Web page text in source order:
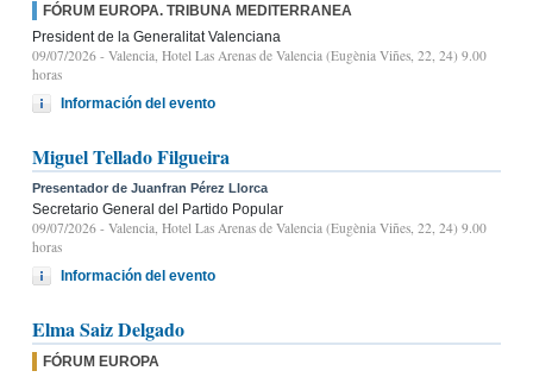
FÓRUM EUROPA. TRIBUNA MEDITERRANEA
President de la Generalitat Valenciana
09/07/2026 - Valencia, Hotel Las Arenas de Valencia (Eugènia Viñes, 22, 24) 9.00
horas
Información del evento
Miguel Tellado Filgueira
Presentador de Juanfran Pérez Llorca
Secretario General del Partido Popular
09/07/2026 - Valencia, Hotel Las Arenas de Valencia (Eugènia Viñes, 22, 24) 9.00
horas
Información del evento
Elma Saiz Delgado
FÓRUM EUROPA